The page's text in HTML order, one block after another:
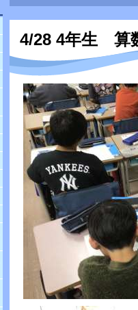
4/28 4年生 算